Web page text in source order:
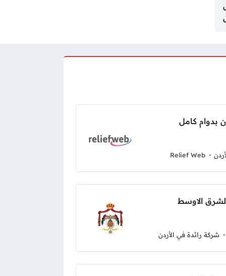
Relief Web
الاوسط
شركة رائدة في الأردن